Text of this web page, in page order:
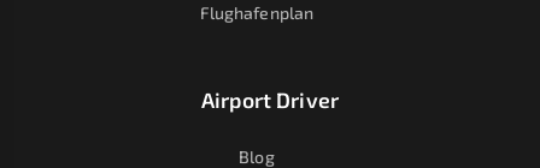
Flughafenplan
Airport Driver
Blog